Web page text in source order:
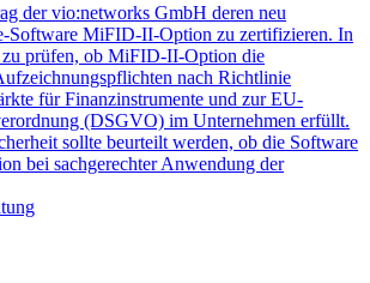
der vio:networks GmbH deren neu
Software MiFID-II-Option zu zertifizieren. In
zu prüfen, ob MiFID-II-Option die
nach Richtlinie
für Finanzinstrumente und zur EU-
(DSGVO) im Unternehmen erfüllt.
sollte beurteilt werden, ob die Software
bei sachgerechter Anwendung der